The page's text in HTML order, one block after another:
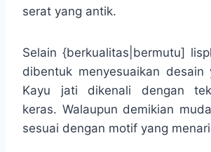
serat yang antik.
Selain {berkualitas|bermutu]
dibentuk menyesuaikan desain
Kayu jati dikenali dengan
keras. Walaupun demikian
sesuai dengan motif yang